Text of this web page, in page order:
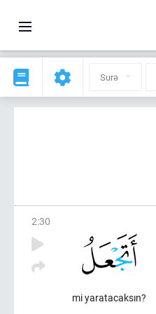
Surə
2:30
mi yaratacaksın?